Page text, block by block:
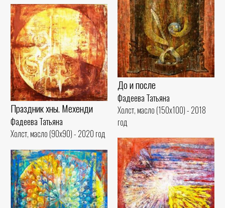
До и после
Фадеева Татьяна
Холст, масло (150x100) - 2018
год
Праздник хны. Мехенди
Фадеева Татьяна
Холст, масло (90x90) - 2020 год